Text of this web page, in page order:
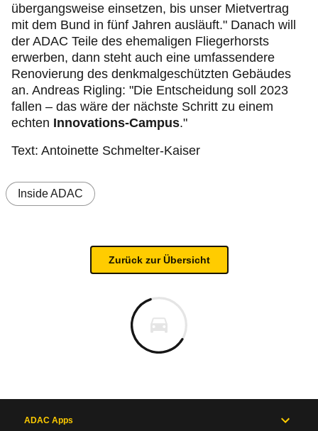
übergangsweise einsetzen, bis unser Mietvertrag
mit dem Bund in fünf Jahren ausläuft." Danach will
der ADAC Teile des ehemaligen Fliegerhorsts
erwerben, dann steht auch eine umfassendere
Renovierung des denkmalgeschützten Gebäudes
an. Andreas Rigling: "Die Entscheidung soll 2023
fallen – das wäre der nächste Schritt zu einem
echten Innovations-Campus."
Text: Antoinette Schmelter-Kaiser
Inside ADAC
Zurück zur Übersicht
ADAC Apps